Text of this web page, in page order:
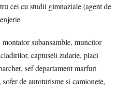
cei cu studii gimnaziale(agent de
subansamble, muncitor
captuseli zidarie, placi
sef departament marfuri
de autoturisme si camionete,